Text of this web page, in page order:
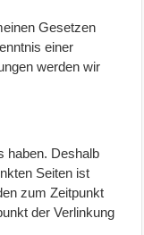
Gesetzen
einer
werden wir
haben. Deshalb
Seiten ist
zum Zeitpunkt
der Verlinkung